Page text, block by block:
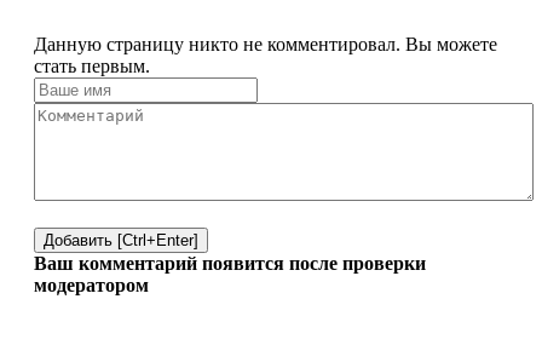
Данную страницу никто не комментировал. Вы можете
стать первым.
Добавить [Ctrl+Enter]
Ваш комментарий появится после проверки
модератором